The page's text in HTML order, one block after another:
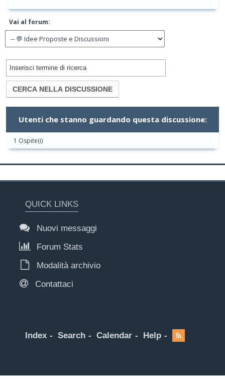
Vai al forum:
Utenti che stanno guardando questa discussione:
1 Ospite(i)
QUICK LINKS
Nuovi messaggi
Forum Stats
Modalità archivio
Contattaci
Index Search Calendar Help